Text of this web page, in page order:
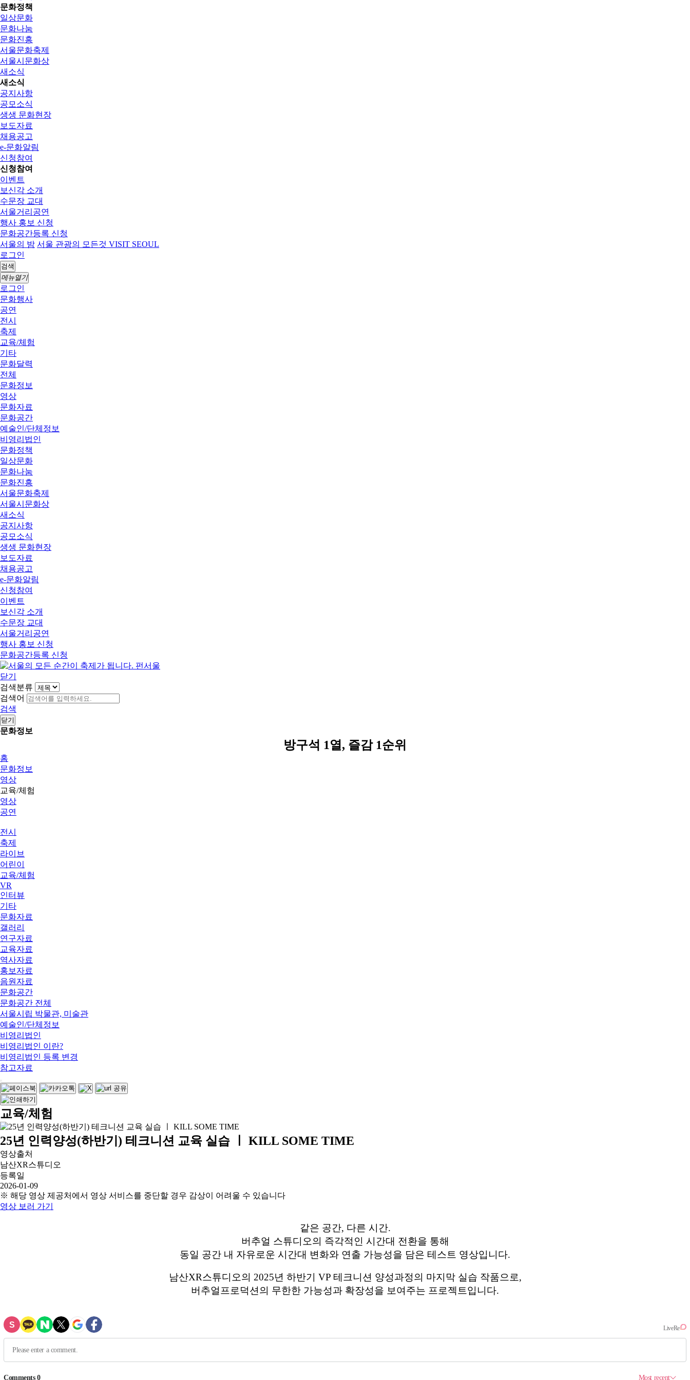
문화정책
일상문화
문화나눔
문화진흥
서울문화축제
서울시문화상
새소식
새소식
공지사항
공모소식
생생 문화현장
보도자료
채용공고
e-문화알림
신청참여
신청참여
이벤트
보신각 소개
수문장 교대
서울거리공연
행사 홍보 신청
문화공간등록 신청
서울의 밤 서울 관광의 모든것 VISIT SEOUL
로그인
검색
메뉴열기
로그인
문화행사
공연
전시
축제
교육/체험
기타
문화달력
전체
문화정보
영상
문화자료
문화공간
예술인/단체정보
비영리법인
문화정책
일상문화
문화나눔
문화진흥
서울문화축제
서울시문화상
새소식
공지사항
공모소식
생생 문화현장
보도자료
채용공고
e-문화알림
신청참여
이벤트
보신각 소개
수문장 교대
서울거리공연
행사 홍보 신청
문화공간등록 신청
닫기
검색분류
검색어
검색
닫기
문화정보
방구석 1열, 즐감 1순위
홈
문화정보
영상
교육/체험
영상
공연
전시
축제
라이브
어린이
교육/체험
VR
인터뷰
기타
문화자료
갤러리
연구자료
교육자료
역사자료
홍보자료
음원자료
문화공간
문화공간 전체
서울시립 박물관, 미술관
예술인/단체정보
비영리법인
비영리법인 이란?
비영리법인 등록 변경
참고자료
교육/체험
25년 인력양성(하반기) 테크니션 교육 실습 ㅣ KILL SOME TIME
영상출처
남산XR스튜디오
등록일
2026-01-09
※ 해당 영상 제공처에서 영상 서비스를 중단할 경우 감상이 어려울 수 있습니다
영상 보러 가기
같은 공간, 다른 시간.
버추얼 스튜디오의 즉각적인 시간대 전환을 통해
동일 공간 내 자유로운 시간대 변화와 연출 가능성을 담은 테스트 영상입니다.
남산XR스튜디오의 2025년 하반기 VP 테크니션 양성과정의 마지막 실습 작품으로,
버추얼프로덕션의 무한한 가능성과 확장성을 보여주는 프로젝트입니다.